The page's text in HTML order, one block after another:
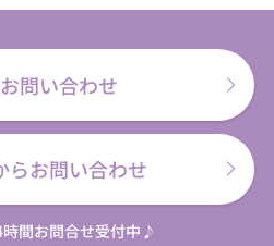
問い合わせ
らお問い合わせ
時間お問合せ受付中♪